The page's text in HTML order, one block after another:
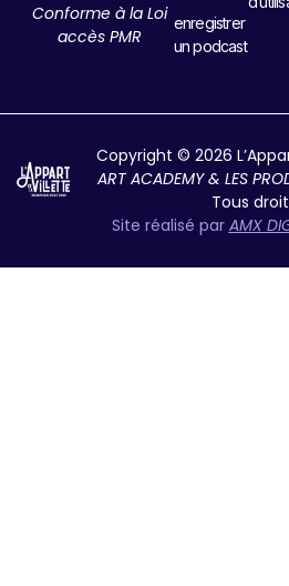
Conforme à la Loi
accès PMR
enregistrer
un podcast
Copyright © 2026
ART ACADEMY & LES
Tous
Site réalisé par AMX